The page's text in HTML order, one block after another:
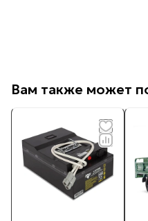
Вам также может